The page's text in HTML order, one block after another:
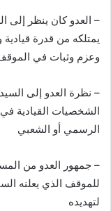
– العدو كان ينظر إلى
يمتلكه من قدرة
وعزم وثبات في
– نظرة العدو إلى
الشخصيات القيادية
الرسمي أو الشعبي
– جمهور العدو من
للموقف الذي يعلنه
لتهديده